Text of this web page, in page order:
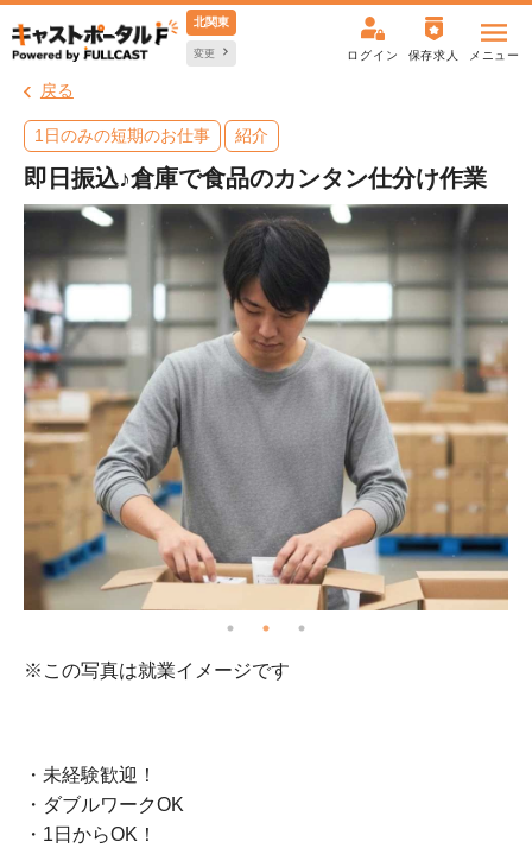
北関東
変更 ログイン 保存求人 メニュー
戻る
1日のみの短期のお仕事 紹介
即日振込♪倉庫で食品のカンタン仕分け作業
マイカー通勤OK！
・未経験歓迎！
・ダブルワークOK
・1日からOK！